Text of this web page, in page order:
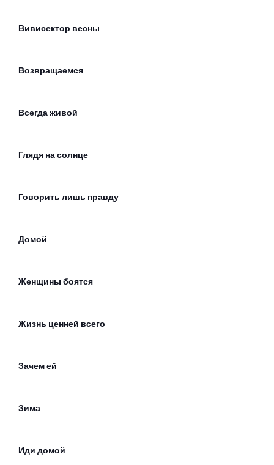
Вивисектор весны
Возвращаемся
Всегда живой
Глядя на солнце
Говорить лишь правду
Домой
Женщины боятся
Жизнь ценней всего
Зачем ей
Зима
Иди домой